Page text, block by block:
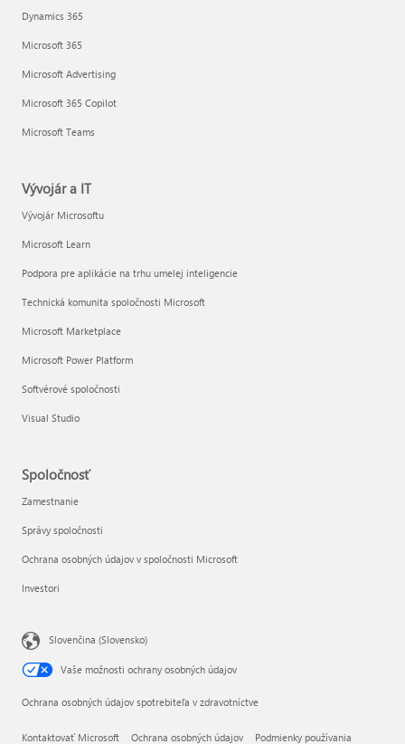
Dynamics 365
Microsoft 365
Microsoft Advertising
Microsoft 365 Copilot
Microsoft Teams
Vývojár a IT
Vývojár Microsoftu
Microsoft Learn
Podpora pre aplikácie na trhu umelej inteligencie
Technická komunita spoločnosti Microsoft
Microsoft Marketplace
Microsoft Power Platform
Softvérové spoločnosti
Visual Studio
Spoločnosť
Zamestnanie
Správy spoločnosti
Ochrana osobných údajov v spoločnosti Microsoft
Investori
Slovenčina (Slovensko)
Vaše možnosti ochrany osobných údajov
Ochrana osobných údajov spotrebiteľa v zdravotníctve
Kontaktovať Microsoft Ochrana osobných údajov Podmienky používania